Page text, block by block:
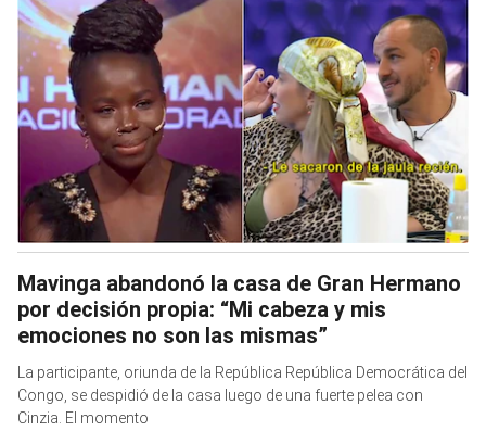
Mavinga abandonó la casa de Gran Hermano
por decisión propia: “Mi cabeza y mis
emociones no son las mismas”
La participante, oriunda de la República República Democrática del
Congo, se despidió de la casa luego de una fuerte pelea con
Cinzia. El momento